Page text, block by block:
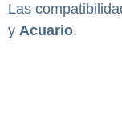
Las
y Acuario.